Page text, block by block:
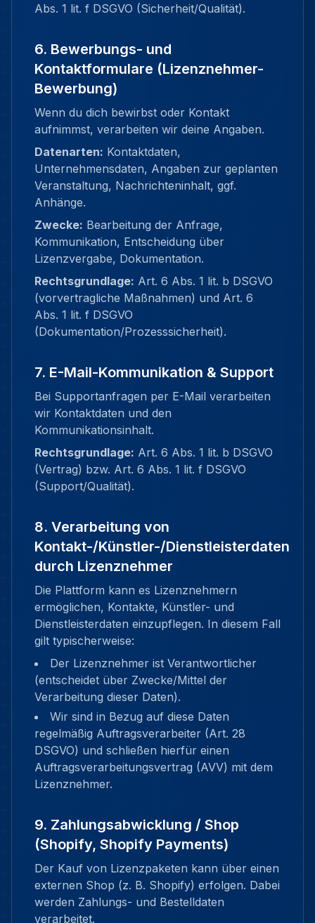
Abs. 1 lit. f DSGVO (Sicherheit/Qualität).
6. Bewerbungs- und
Kontaktformulare (Lizenznehmer-
Bewerbung)
Wenn du dich bewirbst oder Kontakt
aufnimmst, verarbeiten wir deine Angaben.
Datenarten: Kontaktdaten,
Unternehmensdaten, Angaben zur geplanten
Veranstaltung, Nachrichteninhalt, ggf.
Anhänge.
Zwecke: Bearbeitung der Anfrage,
Kommunikation, Entscheidung über
Lizenzvergabe, Dokumentation.
Rechtsgrundlage: Art. 6 Abs. 1 lit. b DSGVO
(vorvertragliche Maßnahmen) und Art. 6
Abs. 1 lit. f DSGVO
(Dokumentation/Prozesssicherheit).
7. E-Mail-Kommunikation & Support
Bei Supportanfragen per E-Mail verarbeiten
wir Kontaktdaten und den
Kommunikationsinhalt.
Rechtsgrundlage: Art. 6 Abs. 1 lit. b DSGVO
(Vertrag) bzw. Art. 6 Abs. 1 lit. f DSGVO
(Support/Qualität).
8. Verarbeitung von
Kontakt-/Künstler-/Dienstleisterdaten
durch Lizenznehmer
Die Plattform kann es Lizenznehmern
ermöglichen, Kontakte, Künstler- und
Dienstleisterdaten einzupflegen. In diesem Fall
gilt typischerweise:
Der Lizenznehmer ist Verantwortlicher
(entscheidet über Zwecke/Mittel der
Verarbeitung dieser Daten).
Wir sind in Bezug auf diese Daten
regelmäßig Auftragsverarbeiter (Art. 28
DSGVO) und schließen hierfür einen
Auftragsverarbeitungsvertrag (AVV) mit dem
Lizenznehmer.
9. Zahlungsabwicklung / Shop
(Shopify, Shopify Payments)
Der Kauf von Lizenzpaketen kann über einen
externen Shop (z. B. Shopify) erfolgen. Dabei
werden Zahlungs- und Bestelldaten
verarbeitet.